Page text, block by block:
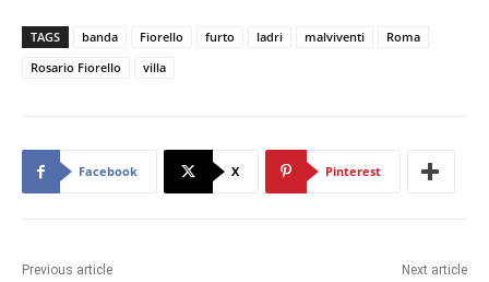
TAGS banda Fiorello furto ladri malviventi
Roma
Rosario Fiorello
villa
Facebook X Pinterest
Previous article Next article